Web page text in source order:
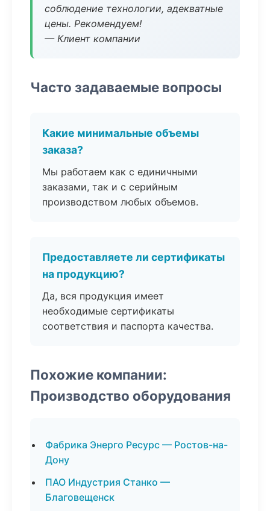
соблюдение технологии, адекватные
цены. Рекомендуем!
— Клиент компании
Часто задаваемые вопросы
Какие минимальные объемы
заказа?
Мы работаем как с единичными
заказами, так и с серийным
производством любых объемов.
Предоставляете ли сертификаты
на продукцию?
Да, вся продукция имеет
необходимые сертификаты
соответствия и паспорта качества.
Похожие компании:
Производство оборудования
Фабрика Энерго Ресурс — Ростов-на-
Дону
ПАО Индустрия Станко —
Благовещенск